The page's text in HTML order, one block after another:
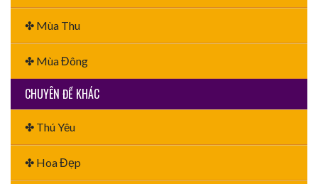
✤ Mùa Thu
✤ Mùa Đông
CHUYÊN ĐỀ KHÁC
✤ Thú Yêu
✤ Hoa Đẹp